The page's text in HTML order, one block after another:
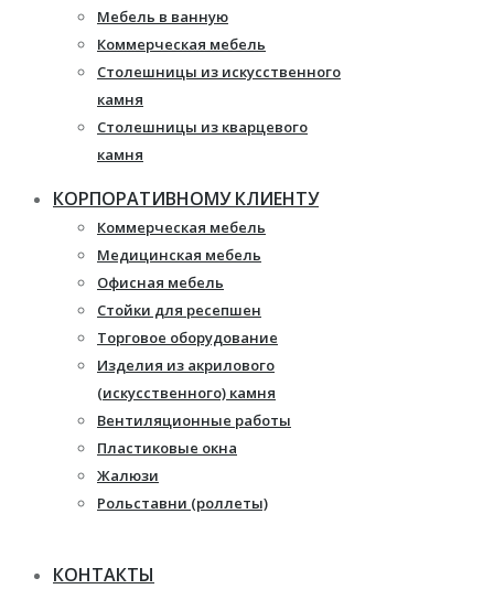
Мебель в ванную
Коммерческая мебель
Столешницы из искусственного
камня
Столешницы из кварцевого
камня
Каминные порталы
Камины Dimplex
Искусственный камень White
Hills
Балконы ПВХ
Пластиковые окна
Жалюзи
Рулонные шторы
КОРПОРАТИВНОМУ КЛИЕНТУ
Коммерческая мебель
Медицинская мебель
Офисная мебель
Стойки для ресепшен
Торговое оборудование
Изделия из акрилового
(искусственного) камня
Вентиляционные работы
Пластиковые окна
Жалюзи
Рольставни (роллеты)
КОНТАКТЫ